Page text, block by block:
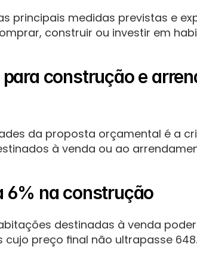
principais medidas previstas e
construir ou investir em
construção e
da proposta orçamental é a
à venda ou ao
6% na construção
destinadas à venda
preço final não ultrapasse